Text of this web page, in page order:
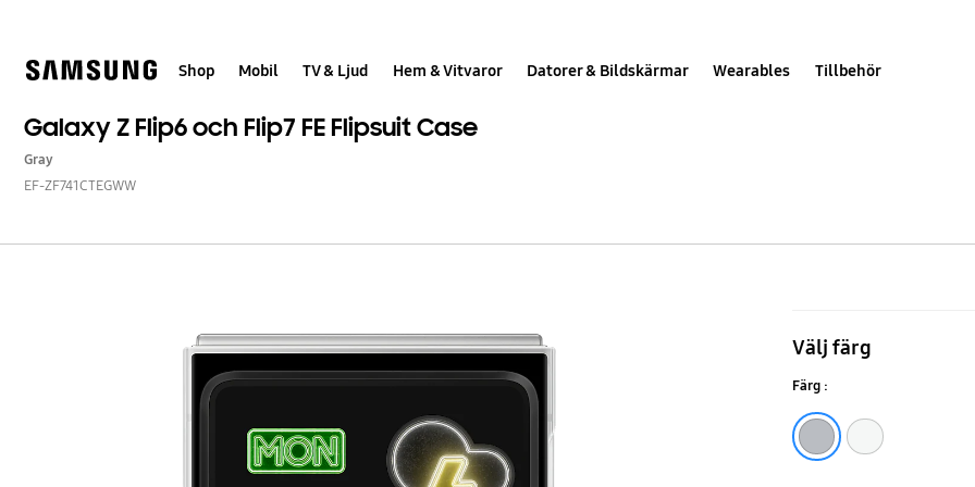
help
Shop Mobil TV & Ljud Hem & Vitvaror Datorer & Bildskärmar Wearables Tillbehör
Galaxy Z Flip6 och Flip7 FE Flipsuit Case
Gray
EF-ZF741CTEGWW
Flip6
och
Flip7
Välj färg
Färg :